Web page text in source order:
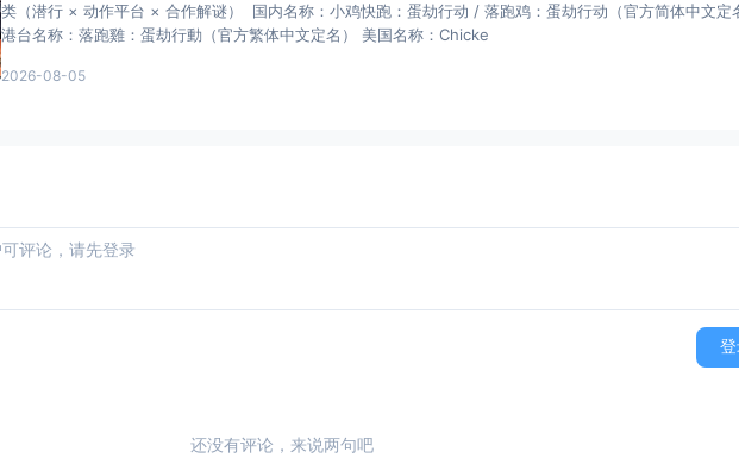
类（潜行 × 动作平台 × 合作解谜） 国内名称：小鸡快跑：蛋劫行动 / 落跑鸡：蛋劫行动（官方简体中文定
港台名称：落跑雞：蛋劫行動（官方繁体中文定名） 美国名称：Chicke
2026-08-05
还没有评论，来说两句吧